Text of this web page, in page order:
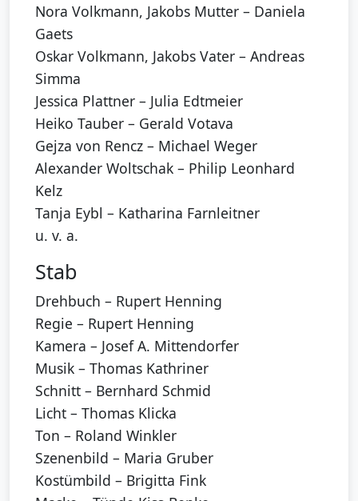
Nora Volkmann, Jakobs Mutter – Daniela
Gaets
Oskar Volkmann, Jakobs Vater – Andreas
Simma
Jessica Plattner – Julia Edtmeier
Heiko Tauber – Gerald Votava
Gejza von Rencz – Michael Weger
Alexander Woltschak – Philip Leonhard
Kelz
Tanja Eybl – Katharina Farnleitner
u. v. a.
Stab
Drehbuch – Rupert Henning
Regie – Rupert Henning
Kamera – Josef A. Mittendorfer
Musik – Thomas Kathriner
Schnitt – Bernhard Schmid
Licht – Thomas Klicka
Ton – Roland Winkler
Szenenbild – Maria Gruber
Kostümbild – Brigitta Fink